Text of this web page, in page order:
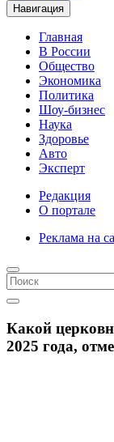
Навигация
Главная
В России
Общество
Экономика
Политика
Шоу-бизнес
Наука
Здоровье
Авто
Эксперт
Редакция
О портале
Реклама на
Какой
2025 года,